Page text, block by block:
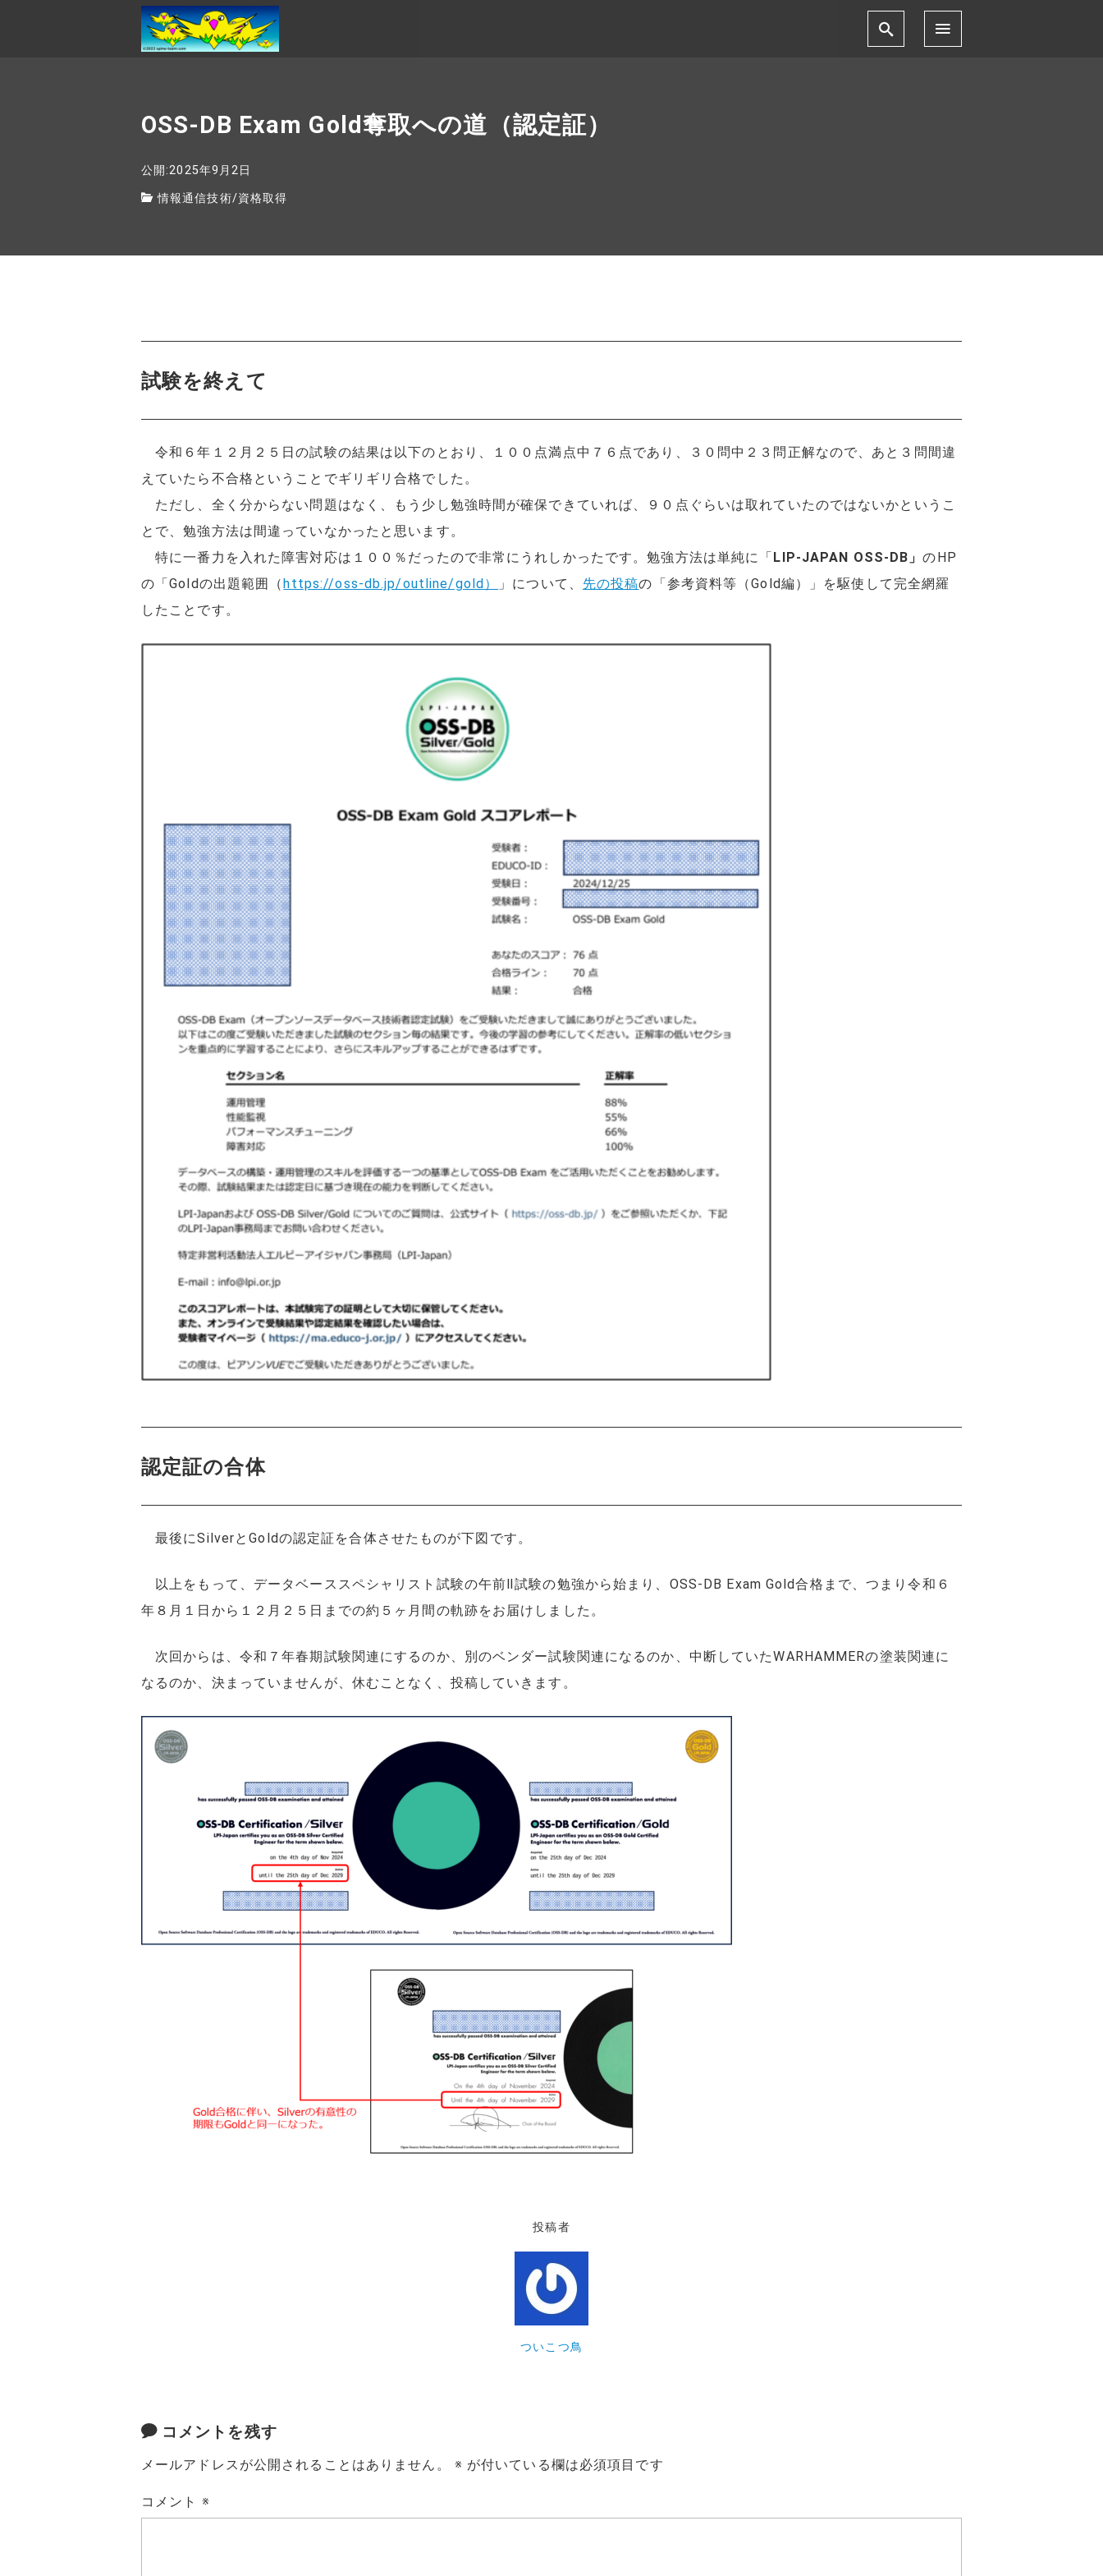
OSS-DB Exam Gold奪取への道（認定証）
公開:2025年9月2日
情報通信技術/資格取得
試験を終えて
令和６年１２月２５日の試験の結果は以下のとおり、１００点満点中７６点であり、３０問中２３問正解なので、あと３問間違
えていたら不合格ということでギリギリ合格でした。
ただし、全く分からない問題はなく、もう少し勉強時間が確保できていれば、９０点ぐらいは取れていたのではないかというこ
とで、勉強方法は間違っていなかったと思います。
特に一番力を入れた障害対応は１００％だったので非常にうれしかったです。勉強方法は単純に「 LIP-JAPAN OSS-DB」のHP
の「Goldの出題範囲（ https://oss-db.jp/outline/gold） 」について、 先の投稿の「参考資料等（Gold編）」を駆使して完全網羅
したことです。
認定証の合体
最後にSilverとGoldの認定証を合体させたものが下図です。
以上をもって、データベーススペシャリスト試験の午前Ⅱ試験の勉強から始まり、OSS-DB Exam Gold合格まで、つまり令和６
年８月１日から１２月２５日までの約５ヶ月間の軌跡をお届けしました。
次回からは、令和７年春期試験関連にするのか、別のベンダー試験関連になるのか、中断していたWARHAMMERの塗装関連に
なるのか、決まっていませんが、休むことなく、投稿していきます。
投稿者
ついこつ鳥
コメントを残す
メールアドレスが公開されることはありません。 ※ が付いている欄は必須項目です
コメント ※